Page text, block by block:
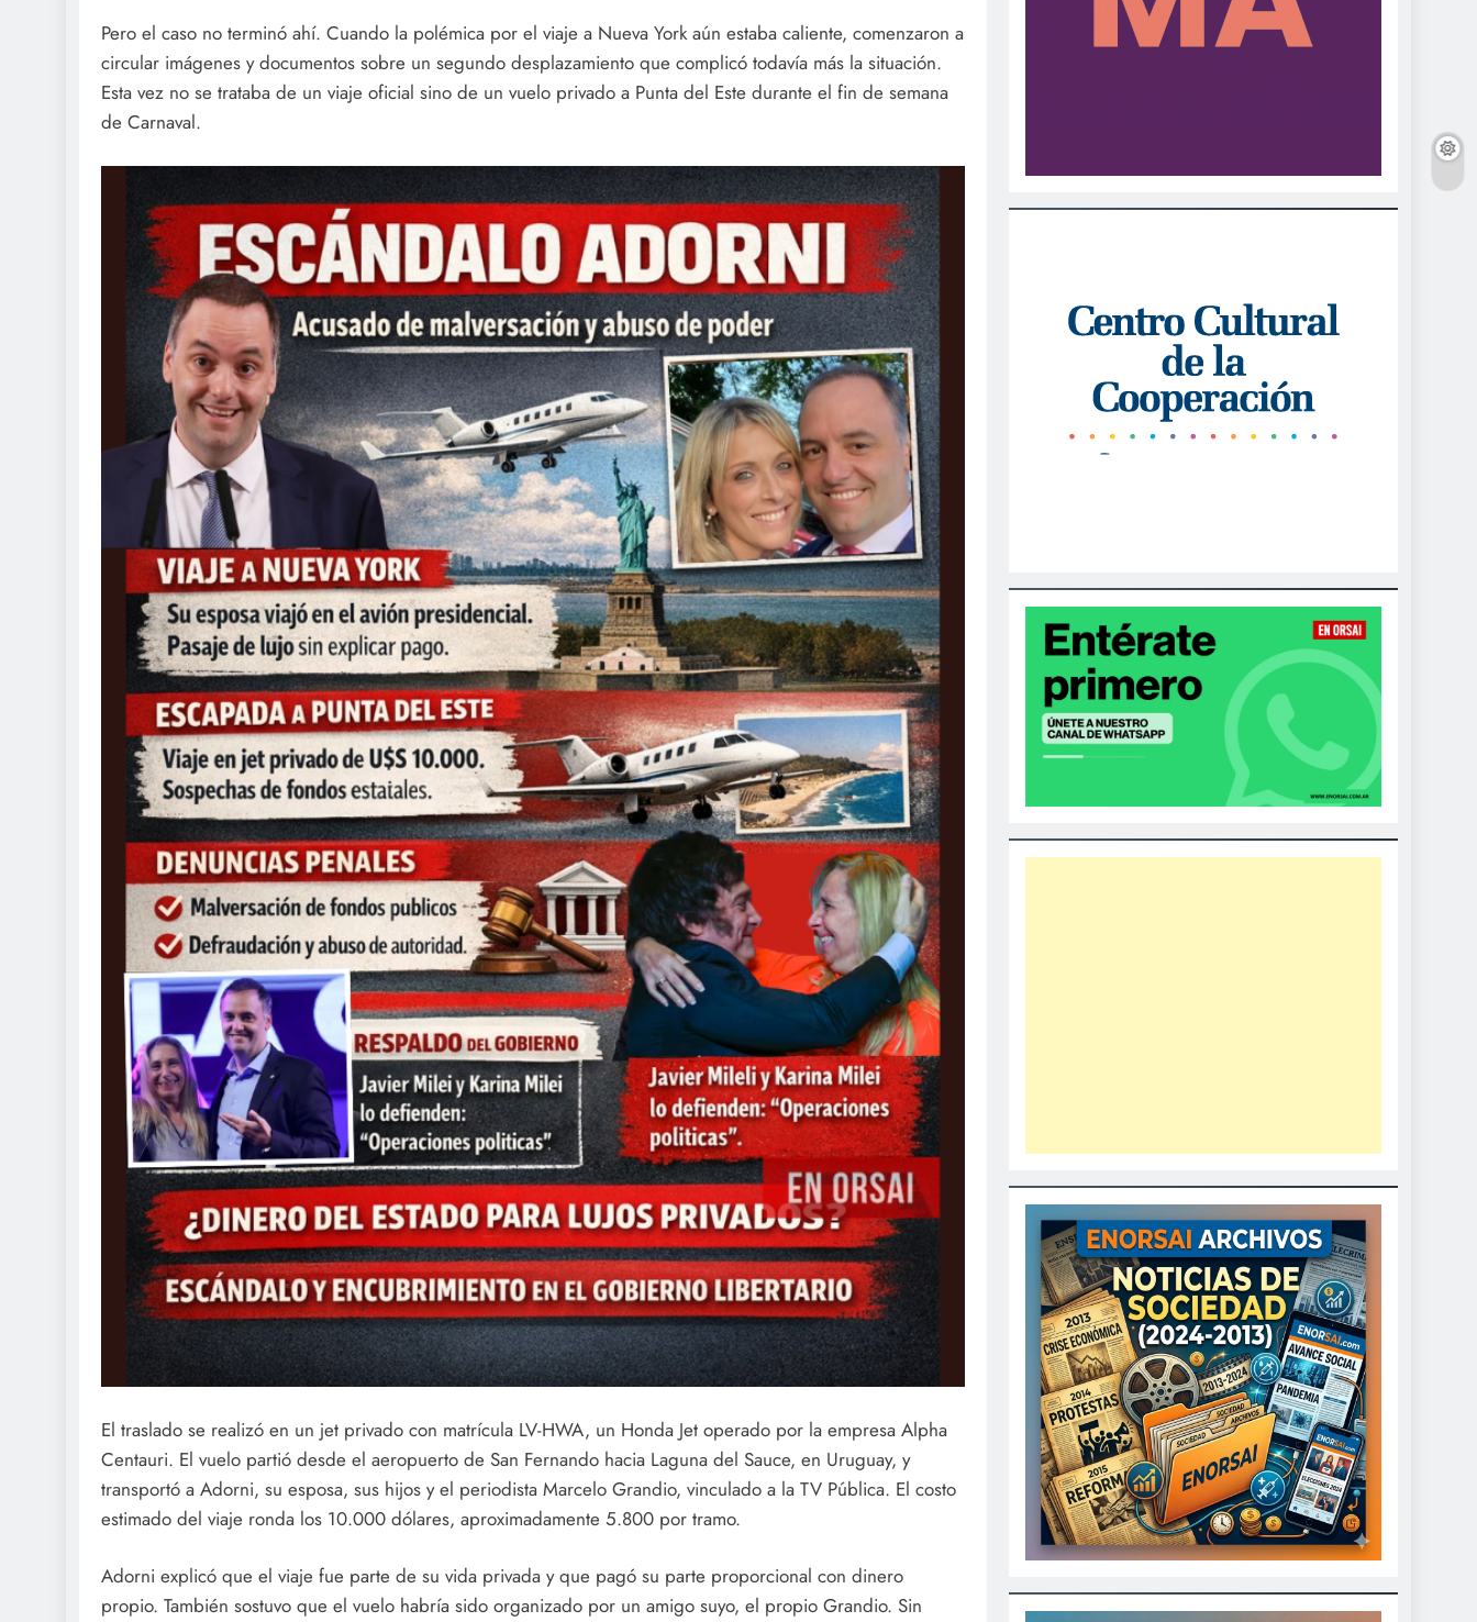
Pero el caso no terminó ahí. Cuando la polémica por el viaje a Nueva York aún estaba caliente, comenzaron a
circular imágenes y documentos sobre un segundo desplazamiento que complicó todavía más la situación.
Esta vez no se trataba de un viaje oficial sino de un vuelo privado a Punta del Este durante el fin de semana
de Carnaval.
El traslado se realizó en un jet privado con matrícula LV-HWA, un Honda Jet operado por la empresa Alpha
Centauri. El vuelo partió desde el aeropuerto de San Fernando hacia Laguna del Sauce, en Uruguay, y
transportó a Adorni, su esposa, sus hijos y el periodista Marcelo Grandio, vinculado a la TV Pública. El costo
estimado del viaje ronda los 10.000 dólares, aproximadamente 5.800 por tramo.
Adorni explicó que el viaje fue parte de su vida privada y que pagó su parte proporcional con dinero
propio. También sostuvo que el vuelo habría sido organizado por un amigo suyo, el propio Grandio. Sin